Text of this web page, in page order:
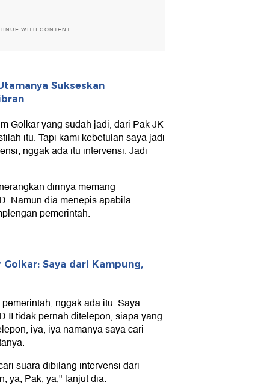
WITH CONTENT
Sukseskan
Golkar yang sudah jadi, dari Pak JK
itu. Tapi kami kebetulan saya jadi
nggak ada itu intervensi. Jadi
dirinya memang
Namun dia menepis apabila
pemerintah.
Saya dari Kampung,
nggak ada itu. Saya
II tidak pernah ditelepon, siapa yang
iya, iya namanya saya cari
suara dibilang intervensi dari
ya, Pak, ya," lanjut dia.